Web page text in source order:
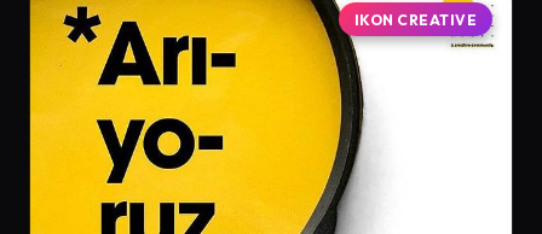
IKON CREATIVE